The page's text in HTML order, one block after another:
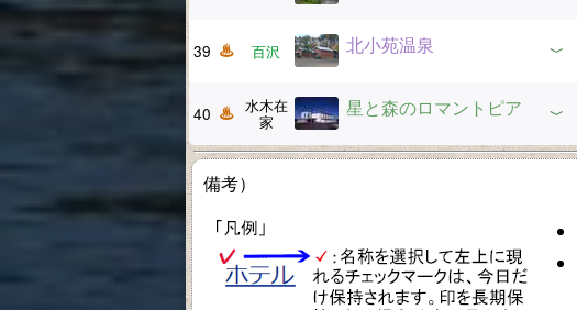
39 百沢 北小苑温泉
40 水木在
家
星と森のロマントピア
備考）